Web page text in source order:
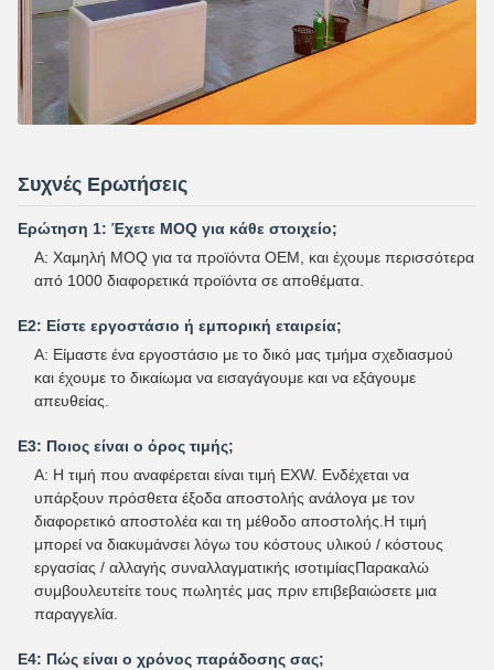
Συχνές Ερωτήσεις
Ερώτηση 1: Έχετε MOQ για κάθε στοιχείο;
Α: Χαμηλή MOQ για τα προϊόντα OEM, και έχουμε περισσότερα
από 1000 διαφορετικά προϊόντα σε αποθέματα.
Ε2: Είστε εργοστάσιο ή εμπορική εταιρεία;
Α: Είμαστε ένα εργοστάσιο με το δικό μας τμήμα σχεδιασμού
και έχουμε το δικαίωμα να εισαγάγουμε και να εξάγουμε
απευθείας.
Ε3: Ποιος είναι ο όρος τιμής;
Α: Η τιμή που αναφέρεται είναι τιμή EXW. Ενδέχεται να
υπάρξουν πρόσθετα έξοδα αποστολής ανάλογα με τον
διαφορετικό αποστολέα και τη μέθοδο αποστολής.Η τιμή
μπορεί να διακυμάνσει λόγω του κόστους υλικού / κόστους
εργασίας / αλλαγής συναλλαγματικής ισοτιμίαςΠαρακαλώ
συμβουλευτείτε τους πωλητές μας πριν επιβεβαιώσετε μια
παραγγελία.
Ε4: Πώς είναι ο χρόνος παράδοσης σας;